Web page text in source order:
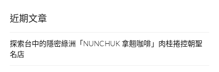
近期文章
探索台中的隱密綠洲「NUNCHUK 拿翹咖啡」肉桂捲控朝聖
名店